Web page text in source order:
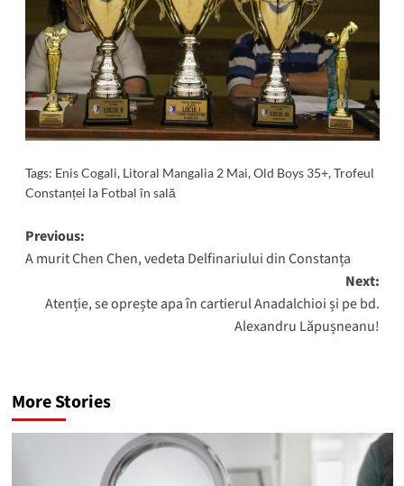
Tags: Enis Cogali, Litoral Mangalia 2 Mai,Old Boys 35+,Trofeul
Constanței la Fotbal în sală
Post
navigation
Previous:
A murit Chen Chen, vedeta Delfinariului din Constanța
Next:
Atenție, se oprește apa în cartierul Anadalchioi și pe bd.
Alexandru Lăpușneanu!
More Stories